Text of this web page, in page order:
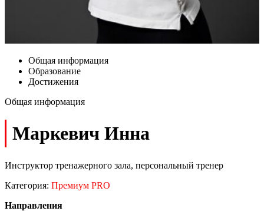
Общая информация
Образование
Достижения
Общая информация
Маркевич Инна
Инструктор тренажерного зала, персональный тренер
Категория: Премиум PRO
Направления